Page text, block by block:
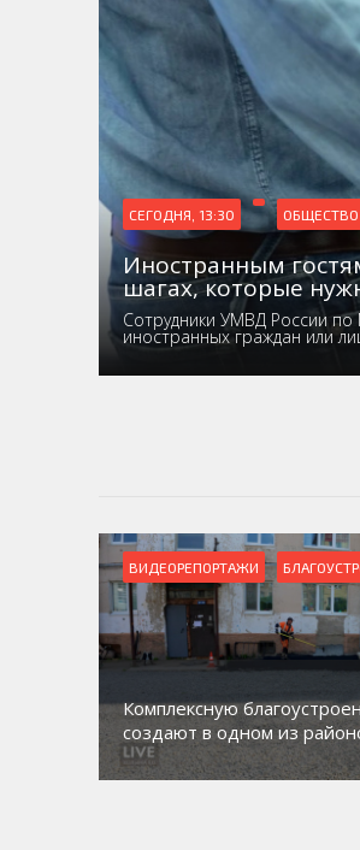
СЕГОДНЯ, 13:30 ОБЩЕСТВО
Иностранным
шагах, которые
Сотрудники УМВД России по
иностранных граждан или
ВИДЕОРЕПОРТАЖИ
Комплексную
создают в одном из